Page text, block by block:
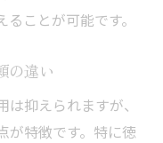
ことが可能です。
の違い
抑えられますが、
が特徴です。特に徳